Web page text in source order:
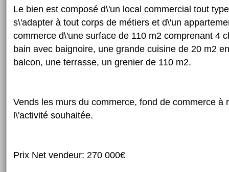
Le bien est composé d\'un local commercial tout
s\'adapter à tout corps de métiers et d\'un
commerce d\'une surface de 110 m2 comprenant 4
bain avec baignoire, une grande cuisine de 20 m2
balcon, une terrasse, un grenier de 110 m2.
Vends les murs du commerce, fond de commerce à
l\'activité souhaitée.
Prix Net vendeur: 270 000€